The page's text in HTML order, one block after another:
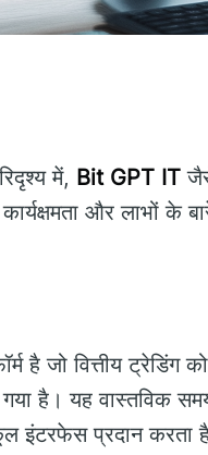
में, Bit GPT IT
और लाभों के
है जो वित्तीय
है। यह वास्तविक
इंटरफेस प्रदान करता